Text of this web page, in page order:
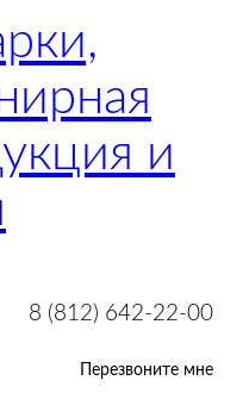
и
8 (812) 642-22-00
Перезвоните мне